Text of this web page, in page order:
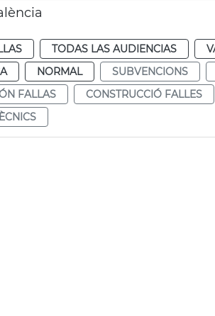
TODAS LAS AUDIENCIAS
NORMAL SUBVENCIONS
FALLAS
CONSTRUCCIÓ FALLES